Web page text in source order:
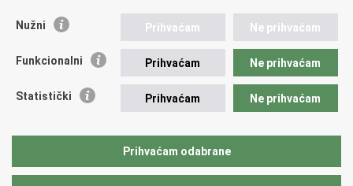
Ispiši
Podijeli
Facebooku
Twitteru
Republika Hrvatska
Trg N.Š. Zrinskog 7-8, 10000 Zagreb
fax: +385 (0)1 4551 795, +385 (0)1 4920 149
ministarstvo@mvep.hr
Nužni Prihvaćam Ne prihvaćam
Funkcionalni Prihvaćam Ne prihvaćam
Statistički Prihvaćam Ne prihvaćam
Prihvaćam odabrane